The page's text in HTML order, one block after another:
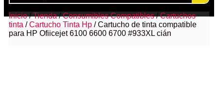
Inicio/Tienda/Consumibles Compatibles/Cartuchos
tinta /Cartucho Tinta Hp / Cartucho de tinta compatible
para HP Ofiicejet 6100 6600 6700 #933XL cián